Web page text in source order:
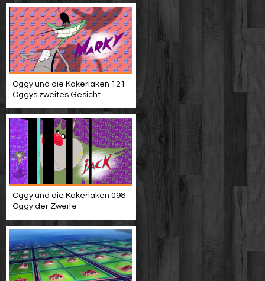
Oggy und die Kakerlaken 121
Oggys zweites Gesicht
Oggy und die Kakerlaken 098
Oggy der Zweite